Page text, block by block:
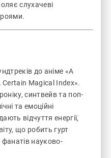
слухачеві
до аніме «A
Certain Magical Index».
синтвейв та поп-
та емоційні
відчуття енергії,
що робить гурт
науково-